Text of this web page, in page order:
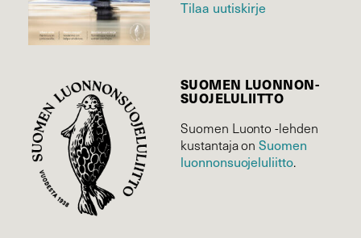
Tilaa uutiskirje
SUOMEN LUONNON­
SUOJELU­LIITTO
Suomen Luonto -lehden
kustantaja onSuomen
luonnonsuojelu­liitto.